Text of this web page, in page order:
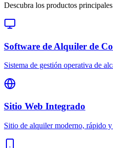
Descubra los productos
Software de Alquiler de
Sistema de gestión operativa de
Sitio Web Integrado
Sitio de alquiler moderno, rápido